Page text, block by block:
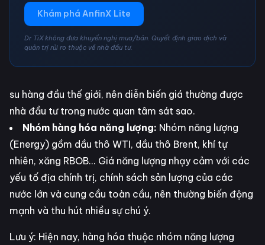
Khám phá AnfinX Lite
Dr TiX không đưa khuyến nghị mua/bán. Quyết định giao dịch và
quản trị rủi ro thuộc về nhà đầu tư.
su hàng đầu thế giới, nên diễn biến giá thường được
nhà đầu tư trong nước quan tâm sát sao.
Nhóm hàng hóa năng lượng: Nhóm năng lượng
(Energy) gồm dầu thô WTI, dầu thô Brent, khí tự
nhiên, xăng RBOB... Giá năng lượng nhạy cảm với các
yếu tố địa chính trị, chính sách sản lượng của các
nước lớn và cung cầu toàn cầu, nên thường biến động
mạnh và thu hút nhiều sự chú ý.
Lưu ý: Hiện nay, hàng hóa thuộc nhóm năng lượng